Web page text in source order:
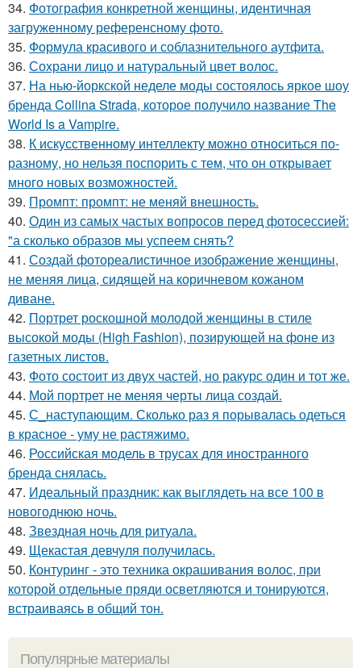
34. Фотография конкретной женщины, идентичная
загруженному референсному фото.
35. Формула красивого и соблазнительного аутфита.
36. Сохрани лицо и натуральный цвет волос.
37. На нью-йоркской неделе моды состоялось яркое шоу
бренда Collina Strada, которое получило название The
World Is a Vampire.
38. К искусственному интеллекту можно относиться по-
разному, но нельзя поспорить с тем, что он открывает
много новых возможностей.
39. Промпт: промпт: не меняй внешность.
40. Один из самых частых вопросов перед фотосессией:
"а сколько образов мы успеем снять?
41. Создай фотореалистичное изображение женщины,
не меняя лица, сидящей на коричневом кожаном
диване.
42. Портрет роскошной молодой женщины в стиле
высокой моды (High Fashion), позирующей на фоне из
газетных листов.
43. Фото состоит из двух частей, но ракурс один и тот же.
44. Мой портрет не меняя черты лица создай.
45. С_наступающим. Сколько раз я порывалась одеться
в красное - уму не растяжимо.
46. Российская модель в трусах для иностранного
бренда снялась.
47. Идеальный праздник: как выглядеть на все 100 в
новогоднюю ночь.
48. Звездная ночь для ритуала.
49. Щекастая девчуля получилась.
50. Контуринг - это техника окрашивания волос, при
которой отдельные пряди осветляются и тонируются,
встраиваясь в общий тон.
Популярные материалы